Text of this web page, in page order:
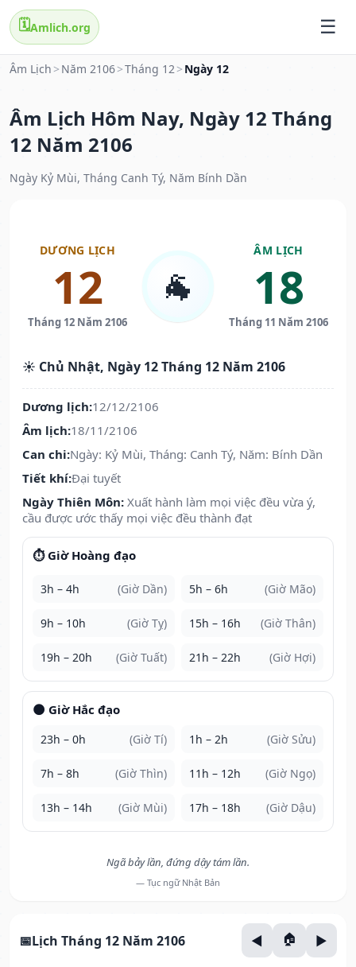
🗓️Amlich.org
Âm Lịch > Năm 2106>Tháng 12> Ngày 12
Âm Lịch Hôm Nay, Ngày 12 Tháng
12 Năm 2106
Ngày Kỷ Mùi, Tháng Canh Tý, Năm Bính Dần
DƯƠNG LỊCH
12
Tháng 12 Năm 2106
🐐
ÂM LỊCH
18
Tháng 11 Năm 2106
☀️ Chủ Nhật, Ngày 12 Tháng 12 Năm 2106
Dương lịch:12/12/2106
Âm lịch:18/11/2106
Can chi:Ngày: Kỷ Mùi, Tháng: Canh Tý, Năm: Bính Dần
Tiết khí:Đại tuyết
Ngày Thiên Môn: Xuất hành làm mọi việc đều vừa ý,
cầu được ước thấy mọi việc đều thành đạt
⏱️ Giờ Hoàng đạo
3h – 4h (Giờ Dần) 5h – 6h (Giờ Mão)
9h – 10h (Giờ Tỵ) 15h – 16h (Giờ Thân)
19h – 20h (Giờ Tuất) 21h – 22h (Giờ Hợi)
🌑 Giờ Hắc đạo
23h – 0h (Giờ Tí) 1h – 2h (Giờ Sửu)
7h – 8h (Giờ Thìn) 11h – 12h (Giờ Ngọ)
13h – 14h (Giờ Mùi) 17h – 18h (Giờ Dậu)
Ngã bảy lần, đứng dậy tám lần.
— Tục ngữ Nhật Bản
Lịch Tháng 12 Năm 2106